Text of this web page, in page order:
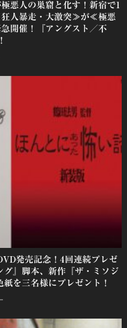
悪人の巣窟と化す！新宿で1
狂人暴走・大激突≫が≪極悪
開催！『アングスト／不
発売記念！4回連続プレゼ
グ』脚本、新作『ザ・ミソジ
を三名様にプレゼント！